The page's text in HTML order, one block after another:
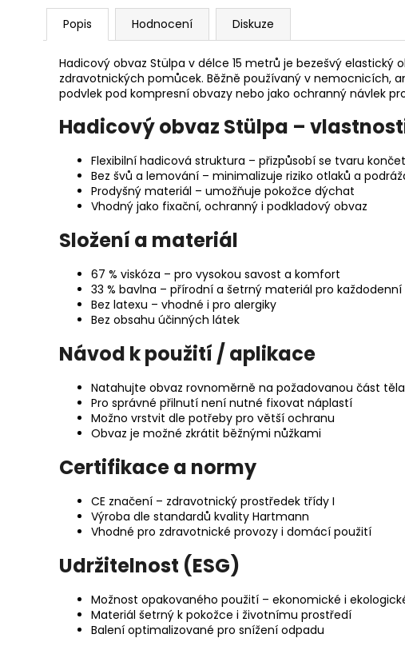
Popis Hodnocení Diskuze
Hadicový obvaz Stülpa v délce 15 metrů je bezešvý
zdravotnických pomůcek. Běžně používaný v nemocnicích,
podvlek pod kompresní obvazy nebo jako ochranný návlek
Hadicový obvaz Stülpa –
Flexibilní hadicová struktura – přizpůsobí se tvaru
Bez švů a lemování – minimalizuje riziko otlaků a
Prodyšný materiál – umožňuje pokožce dýchat
Vhodný jako fixační, ochranný i podkladový obvaz
Složení a materiál
67 % viskóza – pro vysokou savost a komfort
33 % bavlna – přírodní a šetrný materiál pro
Bez latexu – vhodné i pro alergiky
Bez obsahu účinných látek
Návod k použití / aplikace
Natahujte obvaz rovnoměrně na požadovanou část těla
Pro správné přilnutí není nutné fixovat náplastí
Možno vrstvit dle potřeby pro větší ochranu
Obvaz je možné zkrátit běžnými nůžkami
Certifikace a normy
CE značení – zdravotnický prostředek třídy I
Výroba dle standardů kvality Hartmann
Vhodné pro zdravotnické provozy i domácí použití
Udržitelnost (ESG)
Možnost opakovaného použití – ekonomické i
Materiál šetrný k pokožce i životnímu prostředí
Balení optimalizované pro snížení odpadu